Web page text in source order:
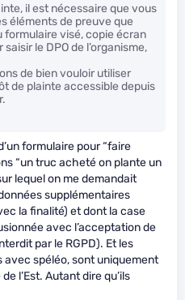
il est nécessaire que vous
éléments de preuve que
formulaire visé, copie écran
le DPO de l’organisme,
de bien vouloir utiliser
de plainte accessible depuis
formulaire pour “faire
“un truc acheté on plante un
lequel on me demandait
supplémentaires
la finalité) et dont la case
avec l’acceptation de
par le RGPD). Et les
avec spéléo, sont uniquement
l’Est. Autant dire qu’ils